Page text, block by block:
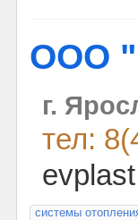
ООО
г.
тел:
системы